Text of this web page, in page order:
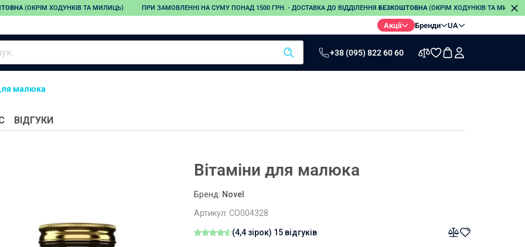
(ОКРІМ ХОДУНКІВ ТА МИЛИЦЬ) ПРИ ЗАМОВЛЕННІ НА СУМУ ПОНАД 1500 ГРН. - ДОСТАВКА ДО ВІДДІЛЕННЯ БЕЗКОШТОВНА(ОКРІМ ХОДУНКІВ ТА
Акції Бренди UA
+38 (095) 822 60 60
Тонометри
тонометри
Адаптери для
тонометрів
термометри
малюка
ВІДГУКИ
Вітаміни для малюка
Бренд: Novel
Артикул: CO004328
(4,4 зірок) 15 відгуків